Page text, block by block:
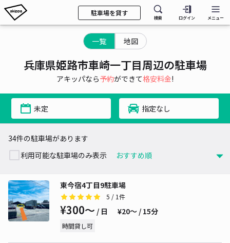
駐車場を貸す
検索 ログイン メニュー
一覧 地図
兵庫県姫路市車崎一丁目周辺の駐車場
アキッパなら予約ができて格安料金!
未定 指定なし
34件の駐車場があります
利用可能な駐車場のみ表示
東今宿4丁目9駐車場
5 / 1件
¥300〜 / 日 ¥20〜 / 15分
時間貸し可